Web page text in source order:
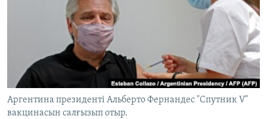
Басқа тілдерде
Аргентина президенті Альберто Фернандес "Спутник V"
вакцинасын салғызып отыр.